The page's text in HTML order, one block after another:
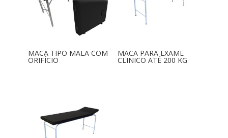
MACA TIPO MALA COM
ORIFÍCIO
MACA PARA EXAME
CLINICO ATÉ 200 KG